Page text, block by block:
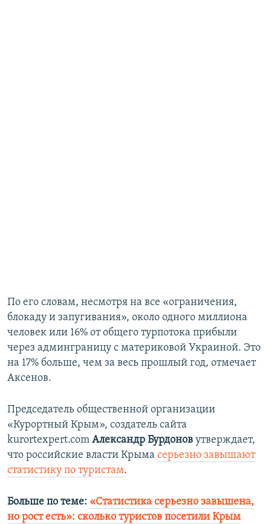
По его словам, несмотря на все «ограничения,
блокаду и запугивания», около одного миллиона
человек или 16% от общего турпотока прибыли
через админграницу с материковой Украиной. Это
на 17% больше, чем за весь прошлый год, отмечает
Аксенов.
Председатель общественной организации
«Курортный Крым», создатель сайта
kurortexpert.com Александр Бурдонов утверждает,
что российские власти Крыма серьезно завышают
статистику по туристам.
Больше по теме: «Статистика серьезно завышена,
но рост есть»: сколько туристов посетили Крым